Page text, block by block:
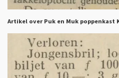
Artikel over Puk en Muk poppenkast